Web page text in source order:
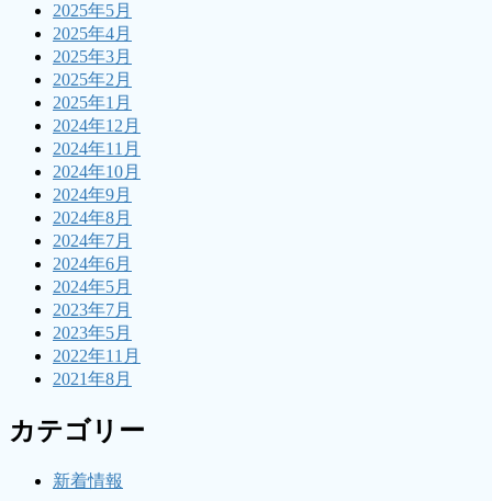
2025年5月
2025年4月
2025年3月
2025年2月
2025年1月
2024年12月
2024年11月
2024年10月
2024年9月
2024年8月
2024年7月
2024年6月
2024年5月
2023年7月
2023年5月
2022年11月
2021年8月
カテゴリー
新着情報